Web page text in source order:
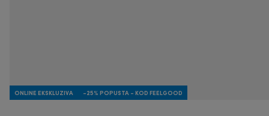
ONLINE EKSKLUZIVA -25% POPUSTA - KOD FEELGOOD